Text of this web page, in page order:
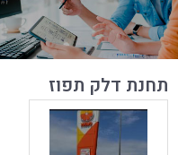
תחנת דלק תפוז